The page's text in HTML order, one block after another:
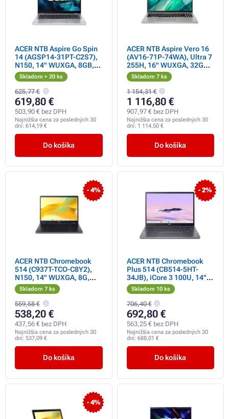
ACER NTB Aspire Go Spin
14 (AGSP14-31PT-C2S7),
N150, 14" WUXGA, 8GB,
512GB SSD, Intel
Graphics, W11H, Silver
Skladom > 20 ks
625,77 €
619,80 €
503,90 € bez DPH
Najnižšia cena za posledných 30
dní: 614,19 €
Do košíka
ACER NTB Aspire Vero 16
(AV16-71P-74WA), Ultra 7
255H, 16" WUXGA, 32GB,
1TB SSD, Intel Arc, W11H,
Gray
Skladom 7 ks
1 154,31 €
1 116,80 €
907,97 € bez DPH
Najnižšia cena za posledných 30
dní: 1 114,50 €
Do košíka
- 4%
ACER NTB Chromebook
514 (C937T-TCO-C8Y2),
N150, 14" WUXGA, 8G,
128GB eMMC, UHD,
Chrome OS EDU, Black
Skladom 7 ks
559,58 €
538,20 €
437,56 € bez DPH
Najnižšia cena za posledných 30
dní: 537,09 €
Do košíka
- 2%
ACER NTB Chromebook
Plus 514 (CB514-5HT-
34JB), iCore 3 100U, 14"
WUXGA, 16GB, 256GB
SSD, Intel, Chrome OS,
Gray
Skladom 10 ks
706,40 €
692,80 €
563,25 € bez DPH
Najnižšia cena za posledných 30
dní: 688,01 €
Do košíka
- 4%